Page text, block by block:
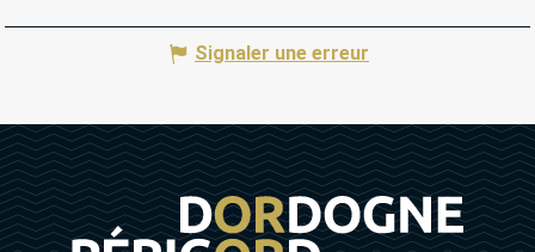
Signaler une erreur